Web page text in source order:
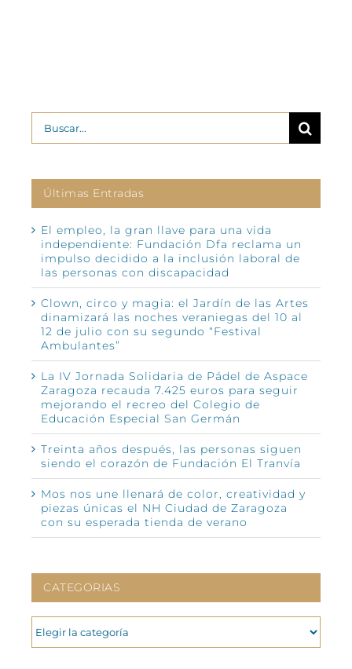
Buscar:
Últimas Entradas
El empleo, la gran llave para una vida
independiente: Fundación Dfa reclama un
impulso decidido a la inclusión laboral de
las personas con discapacidad
Clown, circo y magia: el Jardín de las Artes
dinamizará las noches veraniegas del 10 al
12 de julio con su segundo “Festival
Ambulantes”
La IV Jornada Solidaria de Pádel de Aspace
Zaragoza recauda 7.425 euros para seguir
mejorando el recreo del Colegio de
Educación Especial San Germán
Treinta años después, las personas siguen
siendo el corazón de Fundación El Tranvía
Mos nos une llenará de color, creatividad y
piezas únicas el NH Ciudad de Zaragoza
con su esperada tienda de verano
CATEGORIAS
CATEGORIAS